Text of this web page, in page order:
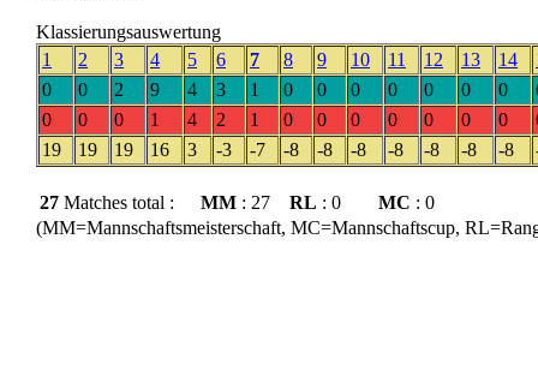
Klassierungsauswertung
1
2 3 4 5 6 7 8 9 10 11 12 13 14
0
0 2 9 4 3 1 0 0 0 0 0 0 0
0
0 0 1 4 2 1 0 0 0 0 0 0 0
19
19 19 16 3 -3 -7 -8 -8 -8 -8 -8 -8 -8
27 Matches total : MM : 27 RL : 0 MC : 0
(MM=Mannschaftsmeisterschaft, MC=Mannschaftscup,